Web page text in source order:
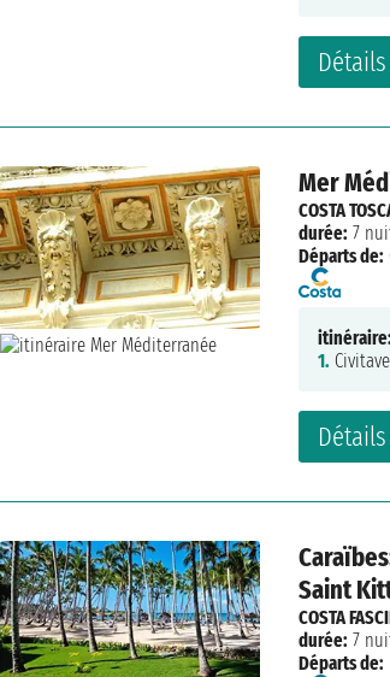
Détails
Mer
Détails
COSTA
durée: 7
Départs de:
itinéraire:
1.
Saint
COSTA
durée: 7
Départs de: